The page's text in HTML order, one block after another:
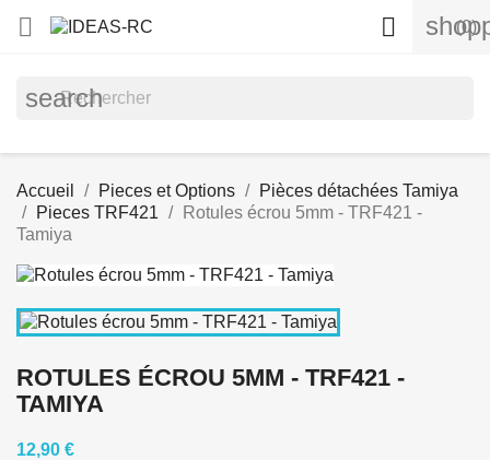
 (0)

search
Accueil Pieces et Options
Pièces détachées Tamiya
Pieces TRF421
Rotules écrou 5mm - TRF421 -
Tamiya
ROTULES ÉCROU 5MM - TRF421 -
TAMIYA
12,90 €